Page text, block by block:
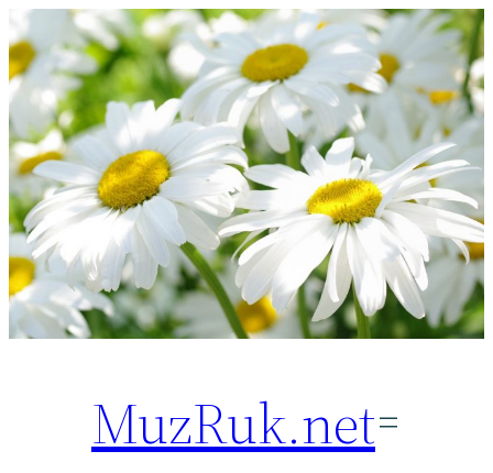
Перейти
к
содержимому
MuzRuk.net